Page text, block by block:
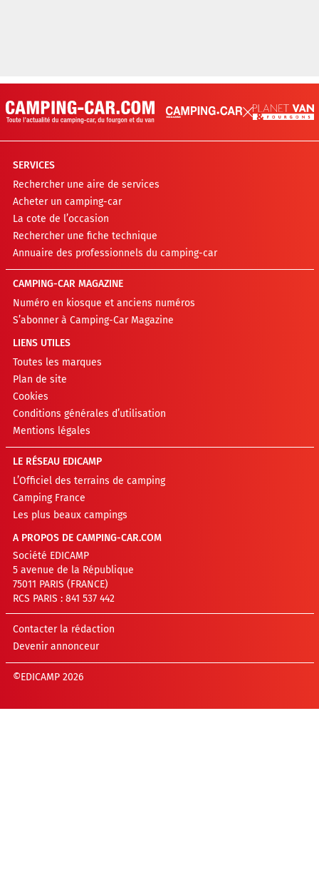
SERVICES
Rechercher une aire de services
Acheter un camping-car
La cote de l’occasion
Rechercher une fiche technique
Annuaire des professionnels du camping-car
CAMPING-CAR MAGAZINE
Numéro en kiosque et anciens numéros
S’abonner à Camping-Car Magazine
LIENS UTILES
Toutes les marques
Plan de site
Cookies
Conditions générales d’utilisation
Mentions légales
LE RÉSEAU EDICAMP
L’Officiel des terrains de camping
Camping France
Les plus beaux campings
A PROPOS DE CAMPING-CAR.COM
Société EDICAMP
5 avenue de la République
75011 PARIS (FRANCE)
RCS PARIS : 841 537 442
Contacter la rédaction
Devenir annonceur
©EDICAMP 2026